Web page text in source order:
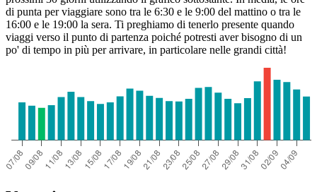
di punta per viaggiare sono tra le 6:30 e le 9:00 del mattino o tra le
16:00 e le 19:00 la sera. Ti preghiamo di tenerlo presente quando
viaggi verso il punto di partenza poiché potresti aver bisogno di un
po' di tempo in più per arrivare, in particolare nelle grandi città!